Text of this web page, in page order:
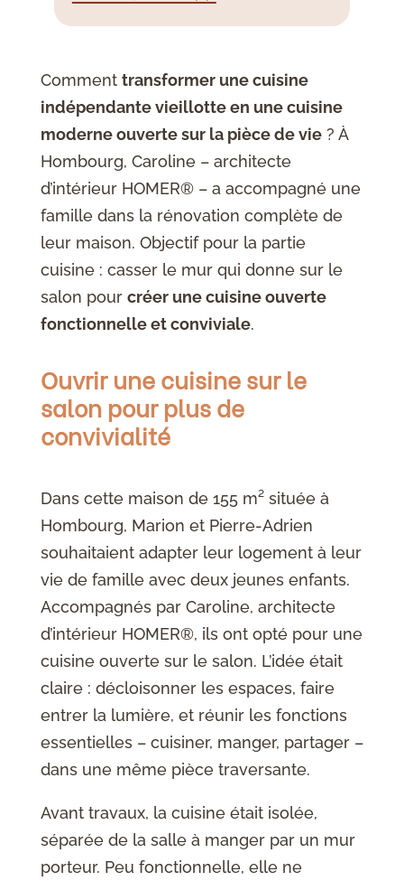
Comment transformer une cuisine
indépendante vieillotte en une cuisine
moderne ouverte sur la pièce de vie? À
Hombourg, Caroline – architecte
d’intérieur HOMER® – a accompagné une
famille dans la rénovation complète de
leur maison. Objectif pour la partie
cuisine : casser le mur qui donne sur le
salon pour créer une cuisine ouverte
fonctionnelle et conviviale.
Ouvrir une cuisine sur le
salon pour plus de
convivialité
Dans cette maison de 155 m² située à
Hombourg, Marion et Pierre-Adrien
souhaitaient adapter leur logement à leur
vie de famille avec deux jeunes enfants.
Accompagnés par Caroline, architecte
d’intérieur HOMER®, ils ont opté pour une
cuisine ouverte sur le salon. L’idée était
claire : décloisonner les espaces, faire
entrer la lumière, et réunir les fonctions
essentielles – cuisiner, manger, partager –
dans une même pièce traversante.
Avant travaux, la cuisine était isolée,
séparée de la salle à manger par un mur
porteur. Peu fonctionnelle, elle ne